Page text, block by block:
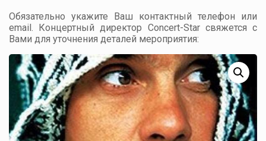
Обязательно укажите Ваш контактный телефон или
email. Концертный директор Concert-Star свяжется с
Вами для уточнения деталей мероприятия: